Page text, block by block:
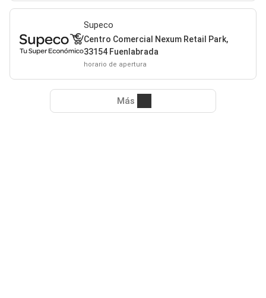
Supeco
Centro Comercial Nexum Retail Park,
33154 Fuenlabrada
horario de apertura
Más